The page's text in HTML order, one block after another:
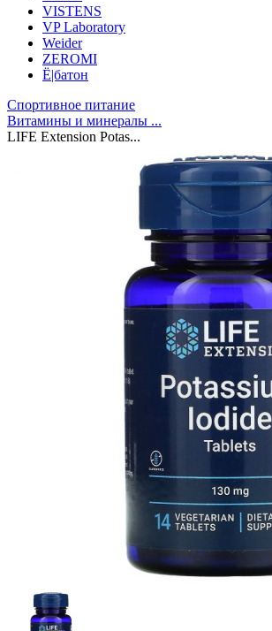
VISTENS
VP Laboratory
Weider
ZEROMI
Ё|батон
Спортивное питание
Витамины и минералы ...
LIFE Extension Potas...